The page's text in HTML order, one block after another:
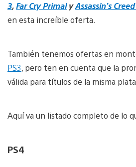
3,Far Cry PrimalyAssassin’s
en esta increíble oferta.
También tenemos ofertas en
PS3, pero ten en cuenta que la
válida para títulos de la misma
Aquí va un listado completo de lo
PS4